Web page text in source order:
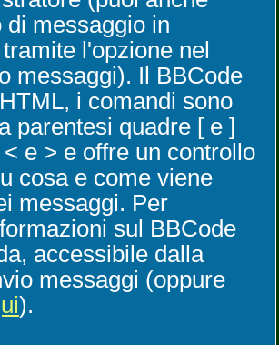
di messaggio in
l'opzione nel
messaggi). Il BBCode
i comandi sono
parentesi quadre [ e ]
e > e offre un controllo
cosa e come viene
messaggi. Per
sul BBCode
accessibile dalla
messaggi (oppure
).